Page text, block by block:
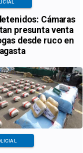
Cámaras
presunta venta
desde ruco en